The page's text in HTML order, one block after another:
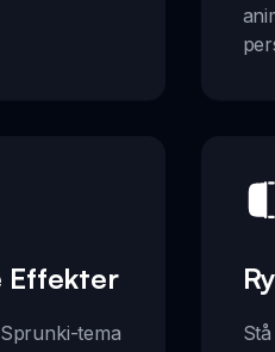
Effekter
tema